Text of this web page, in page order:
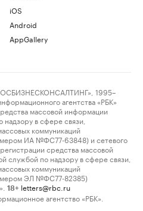
iOS
Android
AppGallery
1995–
агентства «РБК»
массовой информации
в сфере связи,
коммуникаций
ИА №ФС77-63848) и сетевого
средства массовой
службой по надзору в сфере связи,
коммуникаций
ЭЛ №ФС77-82385)
18+ letters@rbc.ru
агентство «РБК».